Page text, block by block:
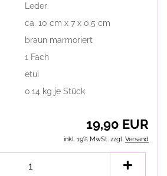
Leder
ca. 10 cm x 7 x 0,5 cm
braun marmoriert
1 Fach
etui
0.14 kg je Stück
19,90 EUR
inkl. 19% MwSt. zzgl. Versand